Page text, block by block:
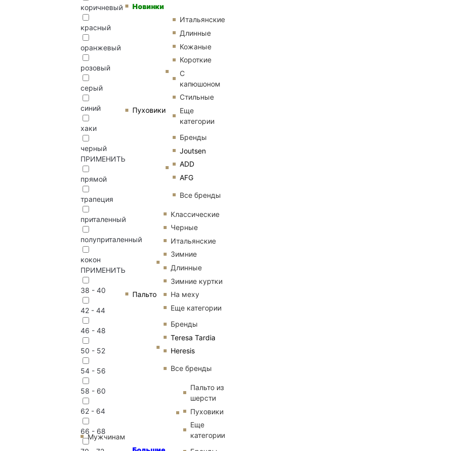
Мужчинам
Новинки
Пуховики
Итальянские
Длинные
Кожаные
Короткие
С
капюшоном
Стильные
Еще
категории
Бренды
Joutsen
ADD
AFG
Все бренды
Пальто
Классические
Черные
Итальянские
Зимние
Длинные
Зимние куртки
На меху
Еще категории
Бренды
Teresa Tardia
Heresis
Все бренды
Пальто из
шерсти
Пуховики
Еще
категории
коричневый
красный
оранжевый
розовый
серый
синий
хаки
черный
ПРИМЕНИТЬ
прямой
трапеция
приталенный
полуприталенный
кокон
ПРИМЕНИТЬ
38 - 40
42 - 44
46 - 48
50 - 52
54 - 56
58 - 60
62 - 64
66 - 68